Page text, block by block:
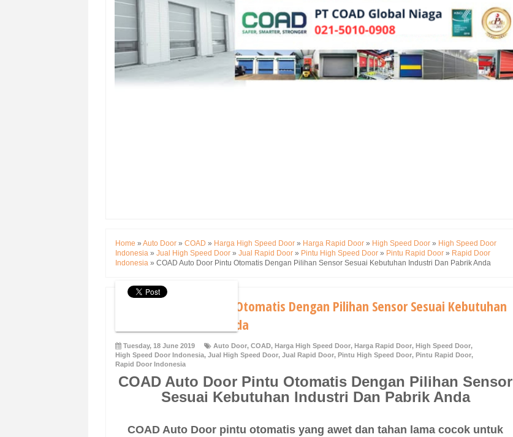
Home » Auto Door » COAD » Harga High Speed Door » Harga Rapid Door » High Speed Door » High Speed Door
Indonesia » Jual High Speed Door » Jual Rapid Door » Pintu High Speed Door » Pintu Rapid Door » Rapid Door
Indonesia » COAD Auto Door Pintu Otomatis Dengan Pilihan Sensor Sesuai Kebutuhan Industri Dan Pabrik Anda
COAD Auto Door Pintu Otomatis Dengan Pilihan Sensor Sesuai Kebutuhan
Industri Dan Pabrik Anda
Tuesday, 18 June 2019 Auto Door, COAD, Harga High Speed Door, Harga Rapid Door, High Speed Door,
High Speed Door Indonesia, Jual High Speed Door, Jual Rapid Door, Pintu High Speed Door, Pintu Rapid Door,
Rapid Door Indonesia
COAD Auto Door Pintu Otomatis Dengan Pilihan Sensor
Sesuai Kebutuhan Industri Dan Pabrik Anda
COAD Auto Door pintu otomatis yang awet dan tahan lama cocok untuk